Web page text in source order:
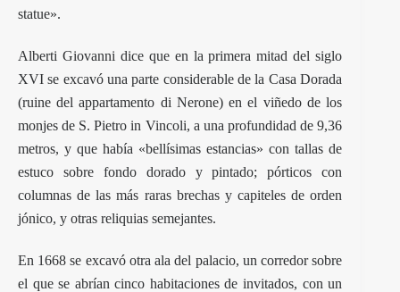
statue».
Alberti Giovanni dice que en la primera mitad del siglo
XVI se excavó una parte considerable de la Casa Dorada
(ruine del appartamento di Nerone) en el viñedo de los
monjes de S. Pietro in Vincoli, a una profundidad de 9,36
metros, y que había «bellísimas estancias» con tallas de
estuco sobre fondo dorado y pintado; pórticos con
columnas de las más raras brechas y capiteles de orden
jónico, y otras reliquias semejantes.
En 1668 se excavó otra ala del palacio, un corredor sobre
el que se abrían cinco habitaciones de invitados, con un